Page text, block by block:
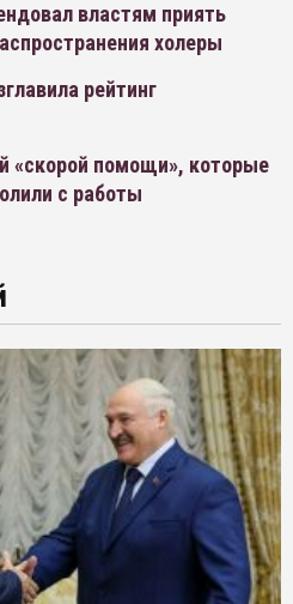
властям приять
холеры
рейтинг
«скорой помощи», которые
с работы